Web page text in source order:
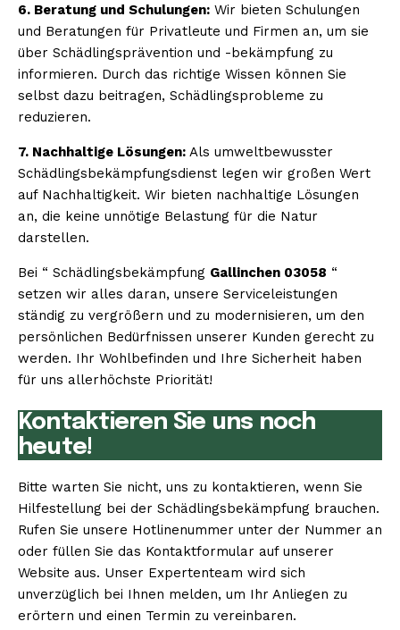
6. Beratung und Schulungen: Wir bieten Schulungen
und Beratungen für Privatleute und Firmen an, um sie
über Schädlingsprävention und -bekämpfung zu
informieren. Durch das richtige Wissen können Sie
selbst dazu beitragen, Schädlingsprobleme zu
reduzieren.
7. Nachhaltige Lösungen: Als umweltbewusster
Schädlingsbekämpfungsdienst legen wir großen Wert
auf Nachhaltigkeit. Wir bieten nachhaltige Lösungen
an, die keine unnötige Belastung für die Natur
darstellen.
Bei “ Schädlingsbekämpfung Gallinchen 03058 “
setzen wir alles daran, unsere Serviceleistungen
ständig zu vergrößern und zu modernisieren, um den
persönlichen Bedürfnissen unserer Kunden gerecht zu
werden. Ihr Wohlbefinden und Ihre Sicherheit haben
für uns allerhöchste Priorität!
Kontaktieren Sie uns noch
heute!
Bitte warten Sie nicht, uns zu kontaktieren, wenn Sie
Hilfestellung bei der Schädlingsbekämpfung brauchen.
Rufen Sie unsere Hotlinenummer unter der Nummer an
oder füllen Sie das Kontaktformular auf unserer
Website aus. Unser Expertenteam wird sich
unverzüglich bei Ihnen melden, um Ihr Anliegen zu
erörtern und einen Termin zu vereinbaren.